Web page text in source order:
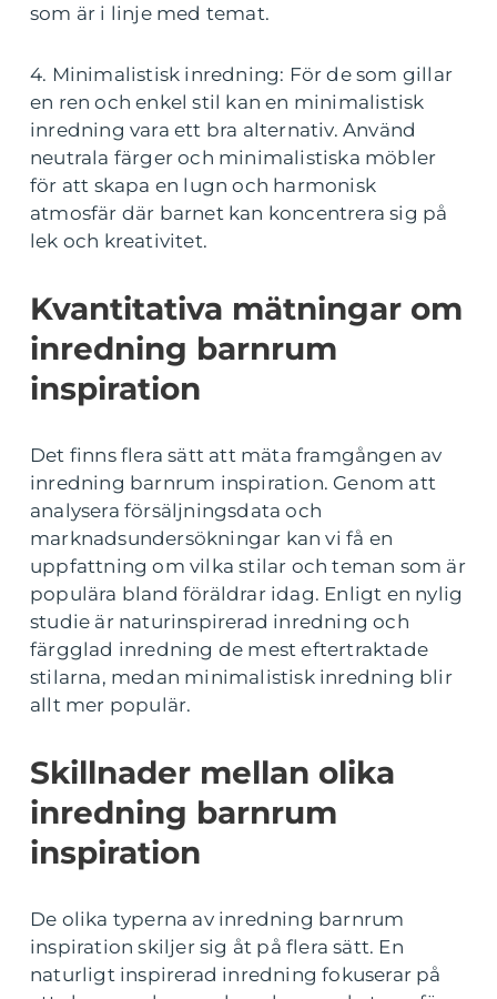
som är i linje med temat.
4. Minimalistisk inredning: För de som gillar
en ren och enkel stil kan en minimalistisk
inredning vara ett bra alternativ. Använd
neutrala färger och minimalistiska möbler
för att skapa en lugn och harmonisk
atmosfär där barnet kan koncentrera sig på
lek och kreativitet.
Kvantitativa mätningar om
inredning barnrum
inspiration
Det finns flera sätt att mäta framgången av
inredning barnrum inspiration. Genom att
analysera försäljningsdata och
marknadsundersökningar kan vi få en
uppfattning om vilka stilar och teman som är
populära bland föräldrar idag. Enligt en nylig
studie är naturinspirerad inredning och
färgglad inredning de mest eftertraktade
stilarna, medan minimalistisk inredning blir
allt mer populär.
Skillnader mellan olika
inredning barnrum
inspiration
De olika typerna av inredning barnrum
inspiration skiljer sig åt på flera sätt. En
naturligt inspirerad inredning fokuserar på